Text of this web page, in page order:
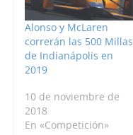
Alonso y McLaren
correrán las 500 Millas
de Indianápolis en
2019
10 de noviembre de
2018
En «Competición»